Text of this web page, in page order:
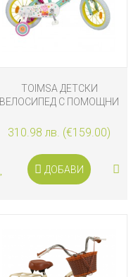
TOIMSA ДЕТСКИ
ВЕЛОСИПЕД С ПОМОЩНИ
ИНЧА
310.98 лв. (€159.00)
ДОБАВИ